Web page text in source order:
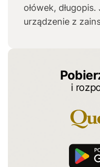
ołówek,
urządzenie z
i